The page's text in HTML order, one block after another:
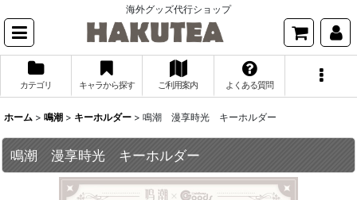
海外グッズ代行ショップ
カテゴリ キャラから探す ご利用案内 よくある質問
ホーム > 鳴潮 > キーホルダー > 鳴潮 漫享時光 キーホルダー
鳴潮 漫享時光 キーホルダー